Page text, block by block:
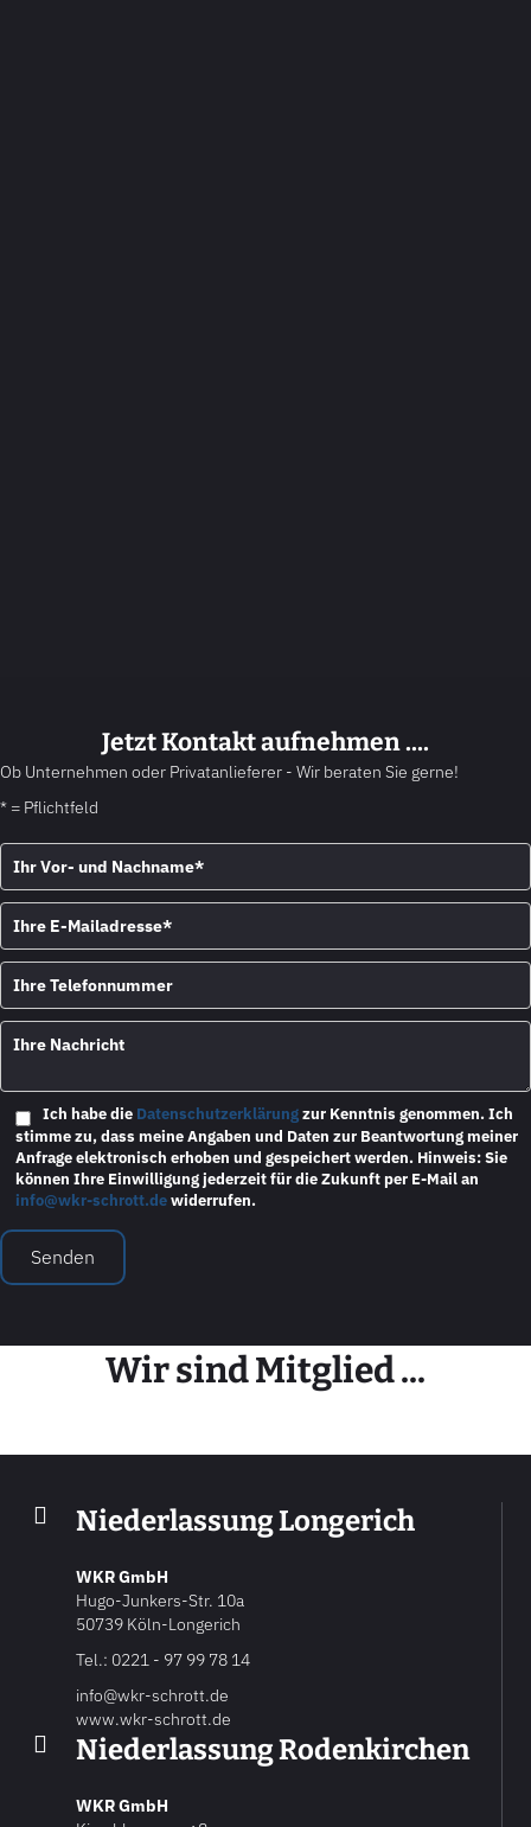
Jetzt Kontakt aufnehmen ....
Ob Unternehmen oder Privatanlieferer - Wir beraten Sie gerne!
* = Pflichtfeld
Bitte lasse dieses Feld leer.
Ich habe die Datenschutzerklärungzur Kenntnis genommen. Ich
stimme zu, dass meine Angaben und Daten zur Beantwortung meiner
Anfrage elektronisch erhoben und gespeichert werden. Hinweis: Sie
können Ihre Einwilligung jederzeit für die Zukunft per E-Mail an
info@wkr-schrott.dewiderrufen.
Wir sind Mitglied ...
Nieder­lassung Longerich
WKR GmbH
Hugo-Junkers-Str. 10a
50739 Köln-Longerich
Tel.: 0221 - 97 99 78 14
info@wkr-schrott.de
www.wkr-schrott.de
Nieder­lassung Roden­kirchen
WKR GmbH